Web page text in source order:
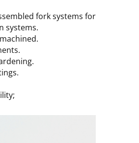
fork systems for
systems.